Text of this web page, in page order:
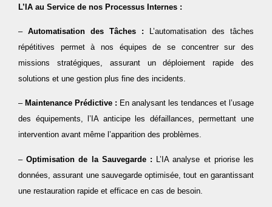
L’IA au Service de nos Processus Internes :
– Automatisation des Tâches : L’automatisation des tâches
répétitives permet à nos équipes de se concentrer sur des
missions stratégiques, assurant un déploiement rapide des
solutions et une gestion plus fine des incidents.
– Maintenance Prédictive : En analysant les tendances et l’usage
des équipements, l’IA anticipe les défaillances, permettant une
intervention avant même l’apparition des problèmes.
–Optimisation de la Sauvegarde : L’IA analyse et priorise les
données, assurant une sauvegarde optimisée, tout en garantissant
une restauration rapide et efficace en cas de besoin.